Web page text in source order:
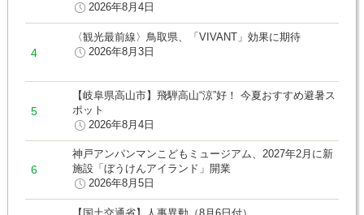
2026年8月4日
〈観光最前線〉鳥取県、「VIVANT」効果に期待
2026年8月3日
【岐阜県高山市】飛騨高山“涼”好！ 今夏おすすめ避暑ス
ポット
2026年8月4日
神戸アンパンマンこどもミュージアム、2027年2月に新
施設「ぼうけんアイランド」開業
2026年8月5日